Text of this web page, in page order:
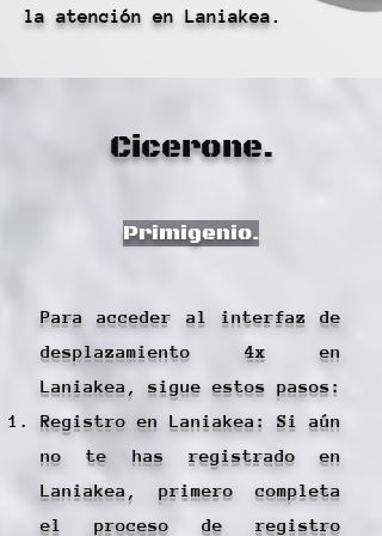
la atención en Laniakea.
Cicerone.
Primigenio.
Para acceder al interfaz de
desplazamiento 4x en
Laniakea, sigue estos pasos:
Registro en Laniakea: Si aún
no te has registrado en
Laniakea, primero completa
el proceso de registro